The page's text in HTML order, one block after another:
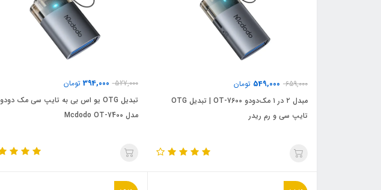
659,000
549,000 تومان
مبدل ۲ در ۱ مک‌دودو OT-7600 | تبدیل OTG
تایپ سی و رم ریدر
527,000
394,000 تومان
تبدیل OTG یو اس بی به تایپ سی مک دودو
مدل Mcdodo OT-7400